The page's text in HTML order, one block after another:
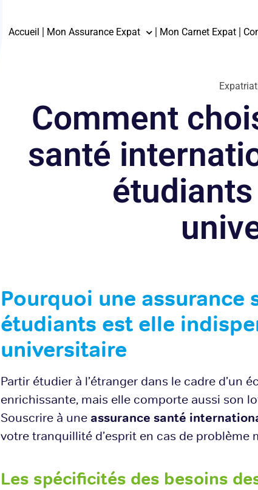
Accueil Mon Assurance Expat Mon Carnet Expat
Comment
santé
Pourquoi une assurance
étudiants est elle
universitaire
Partir étudier à l’étranger dans le cadre d’un
enrichissante, mais elle comporte aussi son
Souscrire à une assurance santé
votre tranquillité d’esprit en cas de problème
Les spécificités des besoins